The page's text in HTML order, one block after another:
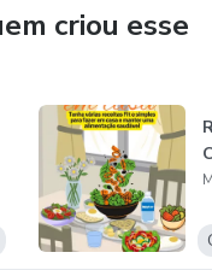
criou esse